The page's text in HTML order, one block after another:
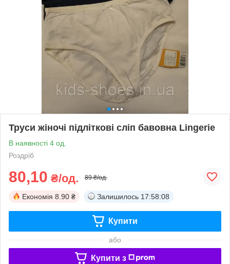
Труси жіночі підліткові сліп бавовна Lingerie
В наявності 4 од.
Роздріб
80,10 ₴/од. 89 ₴/од.
Економія 8.90 ₴ Залишилось 17:58:08
Купити
або
Купити з